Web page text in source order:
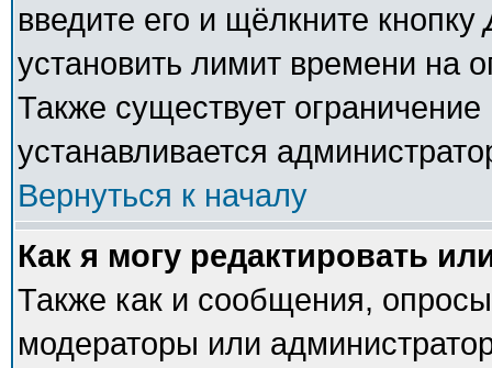
введите его и щёлкните кнопку
установить лимит времени на
Также существует
устанавливается
Вернуться к началу
Как я могу редактировать
Также как и сообщения,
модераторы или